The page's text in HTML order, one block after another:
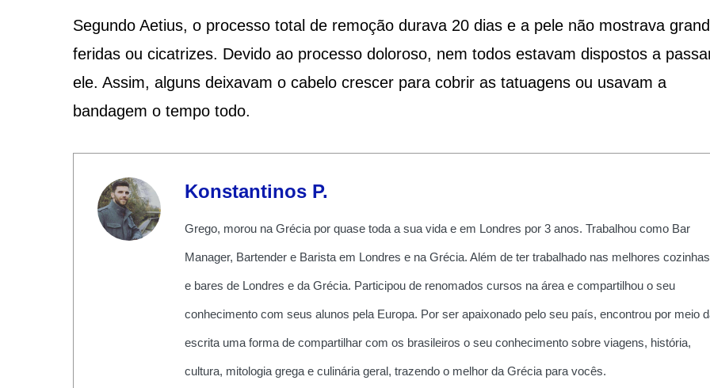
Segundo Aetius, o processo total de remoção durava 20 dias e a pele não mostrava
feridas ou cicatrizes. Devido ao processo doloroso, nem todos estavam dispostos a
ele. Assim, alguns deixavam o cabelo crescer para cobrir as tatuagens ou usavam a
bandagem o tempo todo.
Konstantinos P.
Grego, morou na Grécia por quase toda a sua vida e em Londres por 3 anos. Trabalhou como Bar
Manager, Bartender e Barista em Londres e na Grécia. Além de ter trabalhado nas melhores cozinhas
e bares de Londres e da Grécia. Participou de renomados cursos na área e compartilhou o seu
conhecimento com seus alunos pela Europa. Por ser apaixonado pelo seu país, encontrou por meio
escrita uma forma de compartilhar com os brasileiros o seu conhecimento sobre viagens, história,
cultura, mitologia grega e culinária geral, trazendo o melhor da Grécia para vocês.